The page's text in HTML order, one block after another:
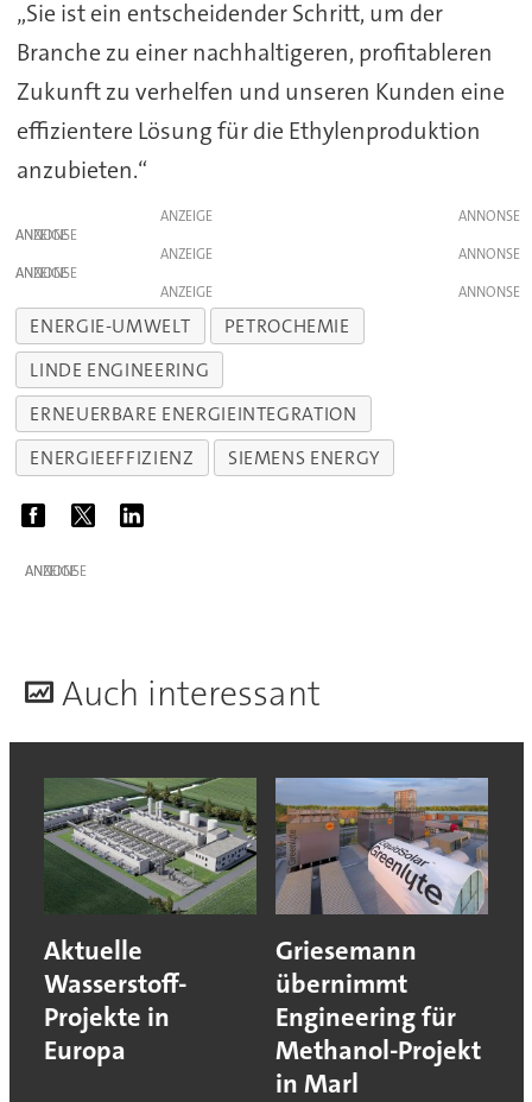
„Sie ist ein entscheidender Schritt, um der
Branche zu einer nachhaltigeren, profitableren
Zukunft zu verhelfen und unseren Kunden eine
effizientere Lösung für die Ethylenproduktion
anzubieten.“
ANZEIGE
ANZEIGE
ANZEIGE
ANZEIGE
ANZEIGE
ENERGIE-UMWELT
PETROCHEMIE
LINDE ENGINEERING
ERNEUERBARE ENERGIEINTEGRATION
ENERGIEEFFIZIENZ
SIEMENS ENERGY
ANZEIGE
Auch interessant
Aktuelle
Wasserstoff-
Projekte in
Europa
Griesemann
übernimmt
Engineering für
Methanol-Projekt
in Marl